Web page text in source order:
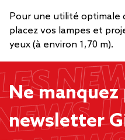
Pour une utilité optimale
placez vos lampes et
yeux (à environ 1,70 m).
Ne manquez
newsletter